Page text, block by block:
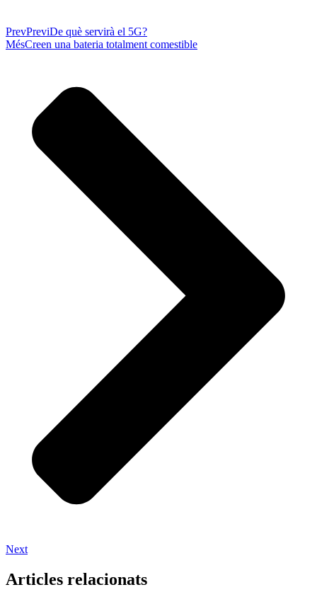
PrevPreviDe què servirà el 5G?
MésCreen una bateria totalment comestible
Next
Articles relacionats